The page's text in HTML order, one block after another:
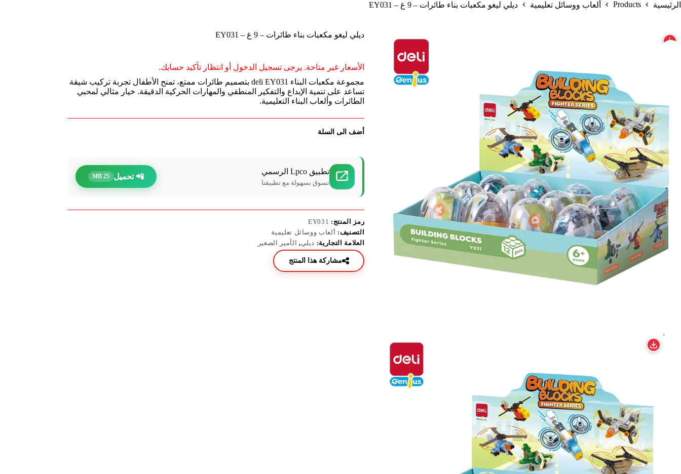
الرئيسية Products ألعاب ووسائل تعليمية ديلي ليغو مكعبات بناء طائرات – 9 غ – EY031
ديلي ليغو مكعبات بناء طائرات – 9 غ – EY031
الأسعار غير متاحة. يرجى تسجيل الدخول أو انتظار تأكيد حسابك.
مجموعة مكعبات البناء deli EY031 بتصميم طائرات ممتع، تمنح الأطفال تجربة تركيب شيقة
تساعد على تنمية الإبداع والتفكير المنطقي والمهارات الحركية الدقيقة. خيار مثالي لمحبي
الطائرات وألعاب البناء التعليمية.
أضف الى السلة
تطبيق Lpco الرسمي
تسوق بسهولة مع تطبيقنا
📲 تحميل 25 MB
رمز المنتج: EY031
التصنيف: ألعاب ووسائل تعليمية
العلامة التجارية: ديلي, الأمير الصغير
مشاركة هذا المنتج